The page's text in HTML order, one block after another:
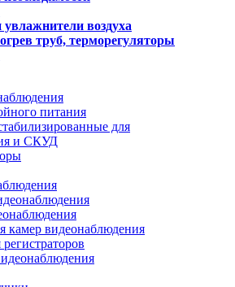
воздуха
труб, терморегуляторы
питания
для
и СКУД
камер видеонаблюдения